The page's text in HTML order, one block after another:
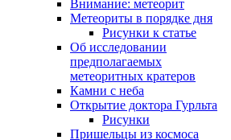
Внимание: метеорит
Метеориты в порядке дня
Рисунки к статье
Об исследовании
предполагаемых
метеоритных кратеров
Камни с неба
Открытие доктора Гурльта
Рисунки
Пришельцы из космоса